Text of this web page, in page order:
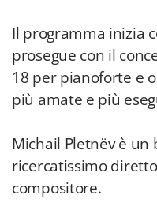
Il programma inizia
prosegue con il
18 per pianoforte e
più amate e più
Michail Pletnëv è
ricercatissimo
compositore.